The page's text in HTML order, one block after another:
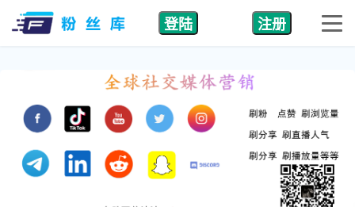
登陆 注册